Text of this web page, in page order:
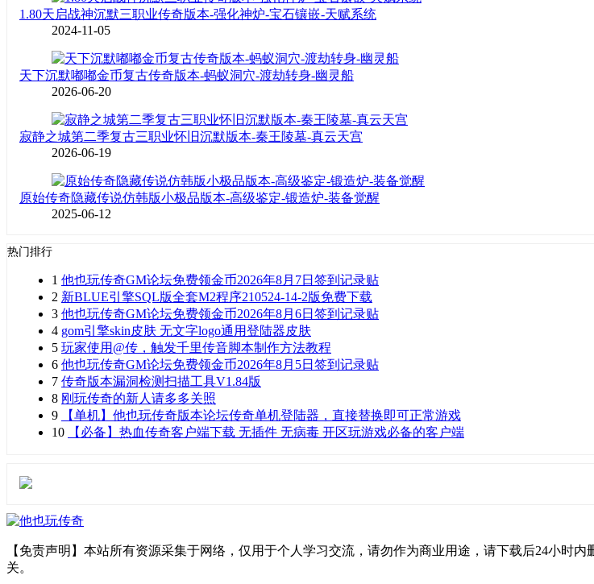
1.80天启战神沉默三职业传奇版本-强化神炉-宝石镶嵌-天赋系统
2024-11-05
天下沉默嘟嘟金币复古传奇版本-蚂蚁洞穴-渡劫转身-幽灵船
2026-06-20
寂静之城第二季复古三职业怀旧沉默版本-秦王陵墓-真云天宫
2026-06-19
原始传奇隐藏传说仿韩版小极品版本-高级鉴定-锻造炉-装备觉醒
2025-06-12
热门排行
1 他也玩传奇GM论坛免费领金币2026年8月7日签到记录贴
2 新BLUE引擎SQL版全套M2程序210524-14-2版免费下载
3 他也玩传奇GM论坛免费领金币2026年8月6日签到记录贴
4 gom引擎skin皮肤 无文字logo通用登陆器皮肤
5 玩家使用@传，触发千里传音脚本制作方法教程
6 他也玩传奇GM论坛免费领金币2026年8月5日签到记录贴
7 传奇版本漏洞检测扫描工具V1.84版
8 刚玩传奇的新人请多多关照
9
【单机】他也玩传奇版本论坛传奇单机登陆器，直接替换即可正常游戏
10
【必备】热血传奇客户端下载 无插件 无病毒 开区玩游戏必备的客户端
【免责声明】本站所有资源采集于网络，仅用于个人学习交流，请勿作为商业用途，请下载后24小时
关。